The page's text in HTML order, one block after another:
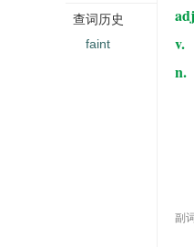
v.
n.
副
查词历史
faint